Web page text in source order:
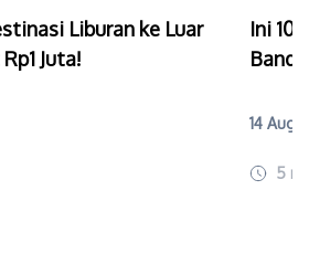
Liburan ke Luar
Juta!
Ini 10
14
5